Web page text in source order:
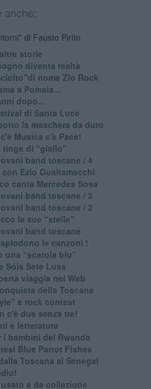
anche:
di Fausto Pirìto
storie
diventa realtà
nome Zio Rock
a Pomaia...
dopo...
di Santa Luce
la maschera da duro
Musica c'è Pace!
di “giallo”
band toscane / 4
Ezio Guaitamacchi
canta Mercedes Sosa
band toscane / 3
band toscane / 2
le sue “stelle”
band toscane
le canzoni !
una “scatola blu”
Sóis Sete Luas
viaggia nel Web
della Toscana
e rock contest
c'è due senza tre!
e letteratura
i bambini del Rwanda
Blue Parrot Fishes
Toscana al Senegal
e da collezione